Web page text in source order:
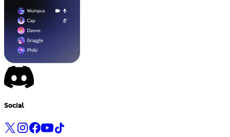
Social